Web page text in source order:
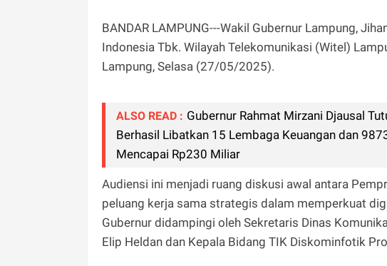
BANDAR LAMPUNG---Wakil Gubernur Lampung,
Indonesia Tbk. Wilayah Telekomunikasi (Witel)
Lampung, Selasa (27/05/2025).
ALSO READ : Gubernur Rahmat Mirzani Djausal
Berhasil Libatkan 15 Lembaga Keuangan dan
Mencapai Rp230 Miliar
Audiensi ini menjadi ruang diskusi awal antara
peluang kerja sama strategis dalam memperkuat
Gubernur didampingi oleh Sekretaris Dinas
Elip Heldan dan Kepala Bidang TIK Diskominfotik